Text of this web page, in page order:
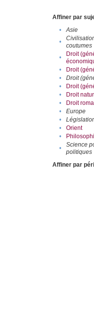
Affiner par
•
Asie
•
coutumes
•
Droit
• Droit
•
Droit
•
Droit
•
Droit
•
Droit
•
Europe
•
•
Orient
•
•
Science
politiques
Affiner par